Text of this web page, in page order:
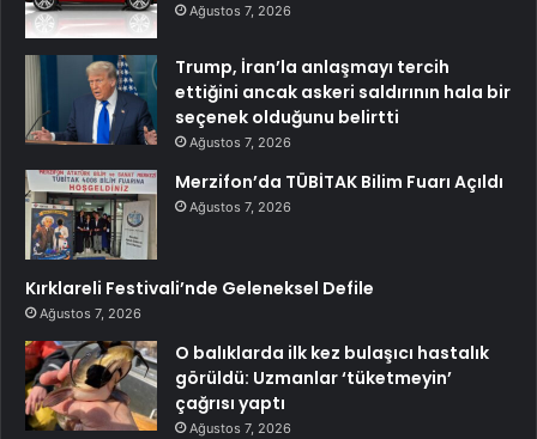
Ağustos 7, 2026
Trump, İran’la anlaşmayı tercih
ettiğini ancak askeri saldırının hala bir
seçenek olduğunu belirtti
Ağustos 7, 2026
Merzifon’da TÜBİTAK Bilim Fuarı Açıldı
Ağustos 7, 2026
Kırklareli Festivali’nde Geleneksel Defile
Ağustos 7, 2026
O balıklarda ilk kez bulaşıcı hastalık
görüldü: Uzmanlar ‘tüketmeyin’
çağrısı yaptı
Ağustos 7, 2026